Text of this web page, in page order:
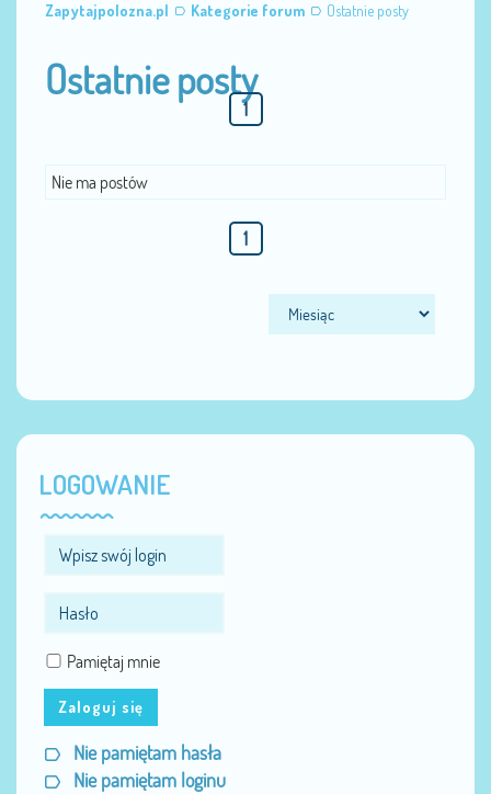
Zapytajpolozna.pl Kategorie forum Ostatnie posty
Ostatnie posty
1
Nie ma postów
1
LOGOWANIE
Pamiętaj mnie
Zaloguj się
Nie pamiętam hasła
Nie pamiętam loginu